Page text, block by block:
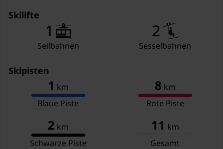
Skilifte
1
Seilbahnen
2
Sesselbahnen
Skipisten
1 km
Blaue Piste
8 km
Rote Piste
2 km
Schwarze Piste
11 km
Gesamt